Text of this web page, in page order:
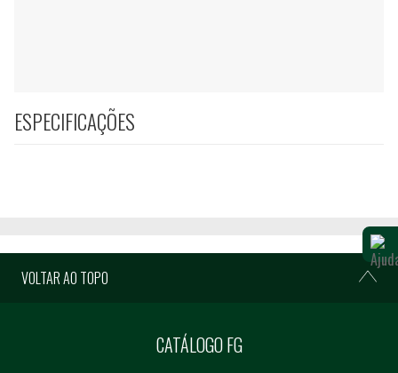
ESPECIFICAÇÕES
VOLTAR AO TOPO
CATÁLOGO FG